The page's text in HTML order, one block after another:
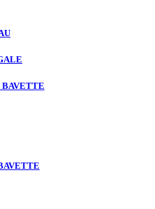
BAVETTE